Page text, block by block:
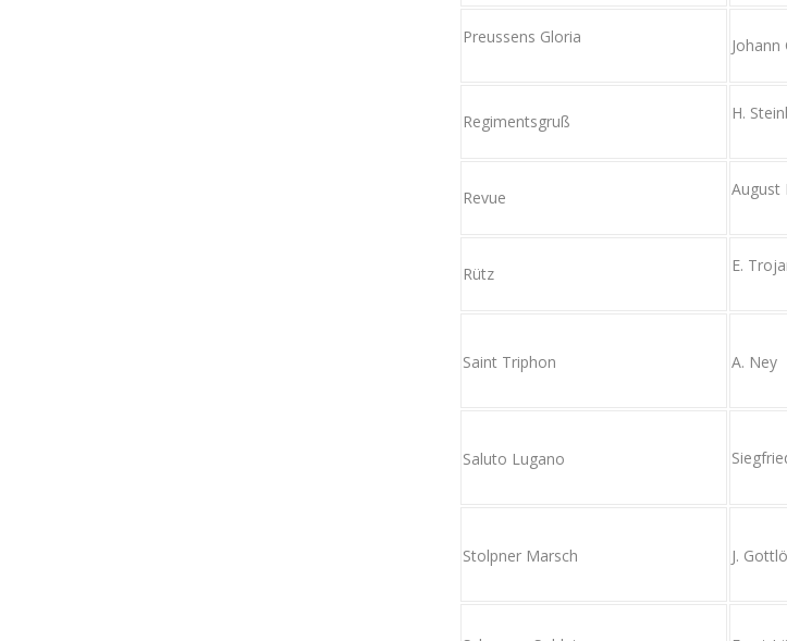
Preussens Gloria
Regimentsgruß H.
Revue August
Rütz E.
Saint Triphon A. Ney
Saluto Lugano
Stolpner Marsch J.